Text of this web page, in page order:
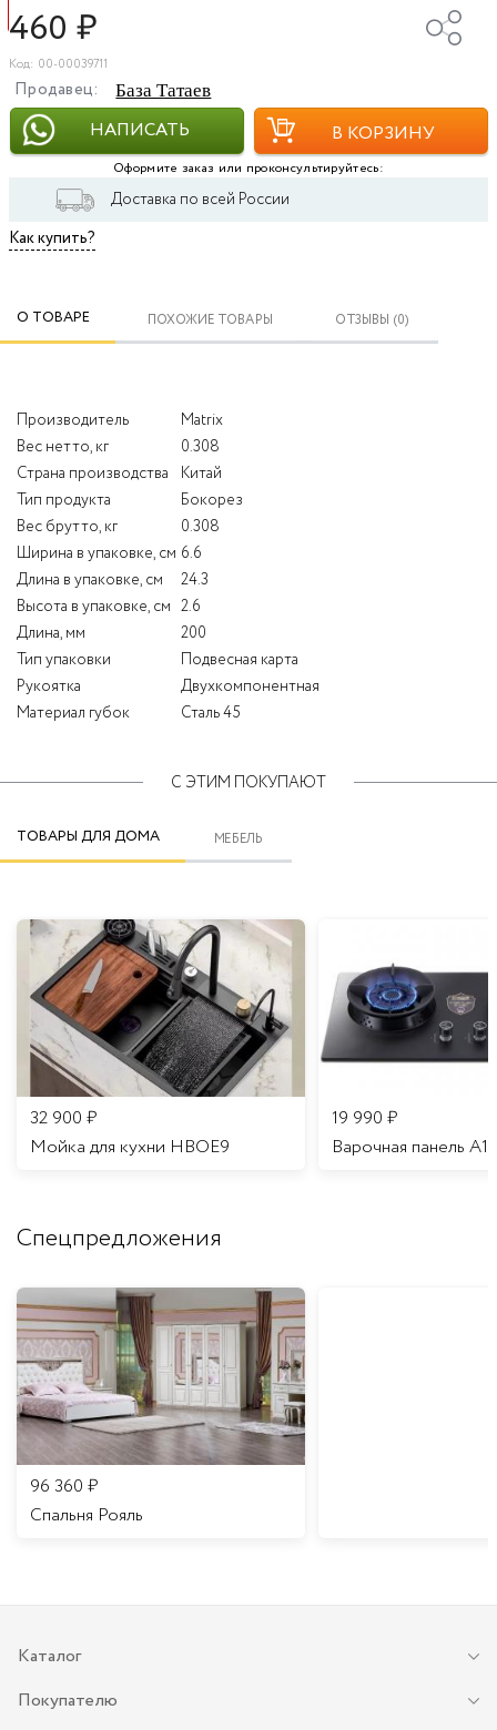
460 ₽
Код: 00-00039711
Продавец: База Татаев
НАПИСАТЬ В КОРЗИНУ
Оформите заказ или проконсультируйтесь:
Доставка по всей России
Как купить?
О ТОВАРЕ ПОХОЖИЕ ТОВАРЫ ОТЗЫВЫ (0)
Производитель
Matrix
Вес нетто, кг
0.308
Страна производства
Китай
Тип продукта
Бокорез
Вес брутто, кг
0.308
Ширина в упаковке, см 6.6
Длина в упаковке, см
24.3
Высота в упаковке, см 2.6
Длина, мм
200
Тип упаковки
Подвесная карта
Рукоятка
Двухкомпонентная
Материал губок
Сталь 45
С ЭТИМ ПОКУПАЮТ
ТОВАРЫ ДЛЯ ДОМА МЕБЕЛЬ
32 900 ₽
Мойка для кухни HBOE9
19 990 ₽
Варочная панель A16
Спецпредложения
96 360 ₽
Спальня Рояль
Каталог
Покупателю